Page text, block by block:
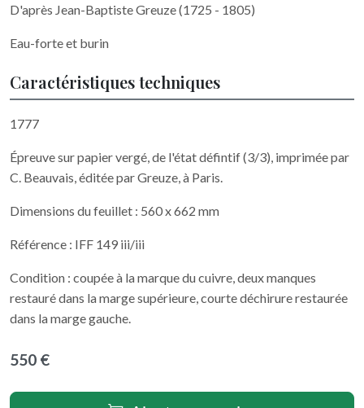
D'après Jean-Baptiste Greuze (1725 - 1805)
Eau-forte et burin
Caractéristiques techniques
1777
Épreuve sur papier vergé, de l'état défintif (3/3), imprimée par
C. Beauvais, éditée par Greuze, à Paris.
Dimensions du feuillet : 560 x 662 mm
Référence : IFF 149 iii/iii
Condition : coupée à la marque du cuivre, deux manques
restauré dans la marge supérieure, courte déchirure restaurée
dans la marge gauche.
550 €